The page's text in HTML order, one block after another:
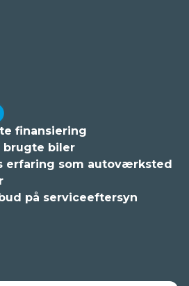
finansiering
brugte biler
erfaring som autoværksted
på serviceeftersyn